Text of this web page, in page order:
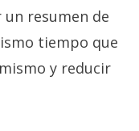
un resumen de
tiempo que
y reducir